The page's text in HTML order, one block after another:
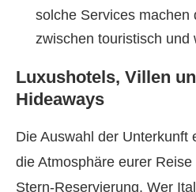
solche Services machen
zwischen touristisch und
Luxushotels, Villen
Hideaways
Die Auswahl der Unterkunft
die Atmosphäre eurer
Stern-Reservierung. Wer